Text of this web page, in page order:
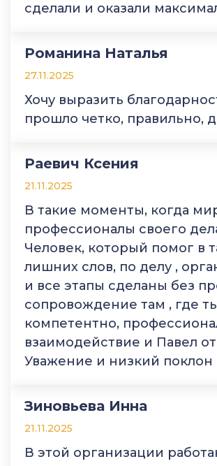
сделали и оказали
Романина Наталья
27.11.2025
Хочу выразить
прошло четко, правильно,
Раевич Ксения
21.11.2025
В такие моменты, когда
профессионалы своего
Человек, который помог в
лишних слов, по делу ,
и все этапы сделаны без
сопровождение там , где
компетентно,
взаимодействие и Павел
Уважение и низкий
Зиновьева Инна
21.11.2025
В этой организации